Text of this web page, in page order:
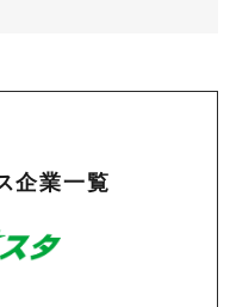
企業一覧